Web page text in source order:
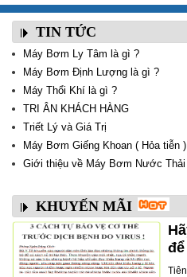
TIN TỨC
Máy Bơm Ly Tâm là gì ?
Máy Bơm Định Lượng là gì ?
Máy Thổi Khí là gì ?
TRI ÂN KHÁCH HÀNG
Triết Lý và Giá Trị
Máy Bơm Giếng Khoan ( Hỏa tiễn )
Giới thiệu về Máy Bơm Nước Thải
KHUYẾN MÃI